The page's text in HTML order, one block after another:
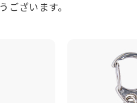
ざいます。